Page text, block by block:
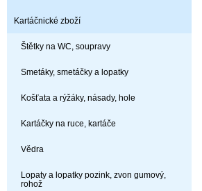
Kartáčnické zboží
Štětky na WC, soupravy
Smetáky, smetáčky a lopatky
Košťata a rýžáky, násady, hole
Kartáčky na ruce, kartáče
Vědra
Lopaty a lopatky pozink, zvon gumový,
rohož